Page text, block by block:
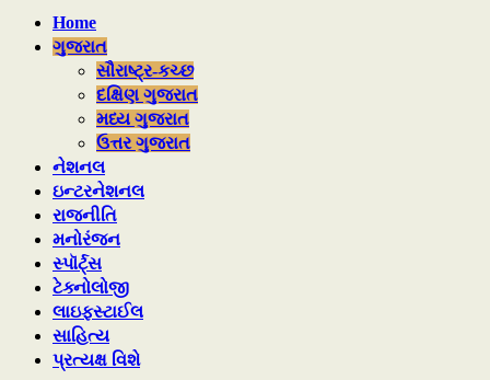
Home
ગુજરાત
સૌરાષ્ટ્ર-કચ્છ
દક્ષિણ ગુજરાત
મધ્ય ગુજરાત
ઉત્તર ગુજરાત
નેશનલ
ઇન્ટરનેશનલ
રાજનીતિ
મનોરંજન
સ્પૉર્ટ્સ
ટેક્નોલોજી
લાઇફસ્ટાઈલ
સાહિત્ય
પ્રત્યક્ષ વિશે